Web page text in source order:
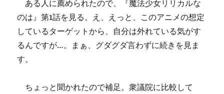
ある人に薦められたので、『魔法少女リリカルな
のは』第1話を見る。え、えっと、このアニメの想定
しているターゲットから、自分は外れている気がす
るんですが…。まぁ、グダグダ言わずに続きを見ま
す。
ちょっと聞かれたので補足。衆議院に比較して